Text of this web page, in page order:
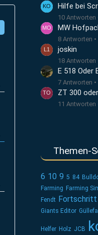
Hilfe bei
10 Antworten
MW
8 Antworten
joskin
18 Antworten
E 518 Oder
7 Antworten
ZT 300
11 Antworten
Themen-
6 10 9 5 84
Farming Farming
Fendt Fortschritt
Giants Editor
Helfer Holz JCB